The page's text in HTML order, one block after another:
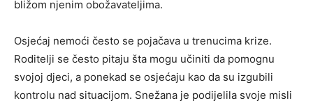
bližom njenim obožavateljima.
Osjećaj nemoći često se pojačava u trenucima krize.
Roditelji se često pitaju šta mogu učiniti da pomognu
svojoj djeci, a ponekad se osjećaju kao da su izgubili
kontrolu nad situacijom. Snežana je podijelila svoje misli